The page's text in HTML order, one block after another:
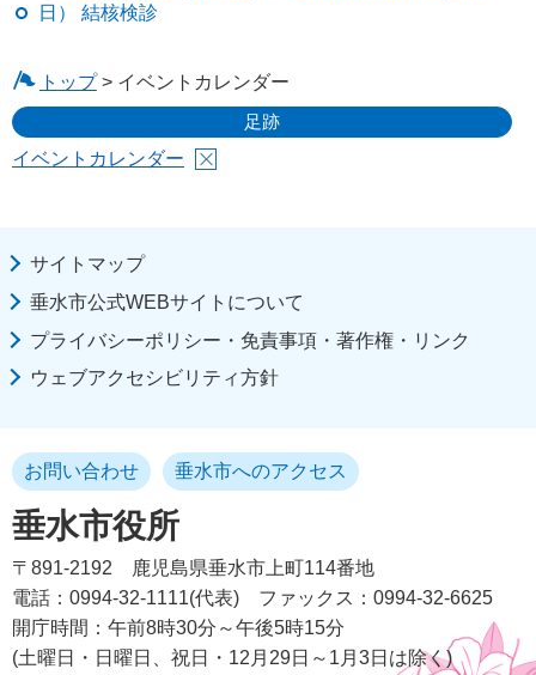
日） 結核検診
トップ> イベントカレンダー
足跡
イベントカレンダー
サイトマップ
垂水市公式WEBサイトについて
プライバシーポリシー・免責事項・著作権・リンク
ウェブアクセシビリティ方針
垂水市役所
お問い合わせ 垂水市へのアクセス
〒891-2192
鹿児島県垂水市上町114番地
電話：0994-32-1111(代表)
ファックス：0994-32-6625
開庁時間：午前8時30分～午後5時15分
(土曜日・日曜日、祝日・12月29日～1月3日は除く)